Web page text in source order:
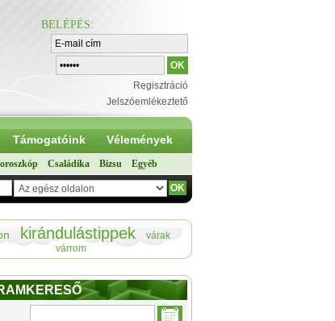
BELÉPÉS:
Regisztráció
Jelszóemlékeztető
Támogatóink Vélemények
Családika Bizsu Egyéb
kirándulástippek
várak
várrom